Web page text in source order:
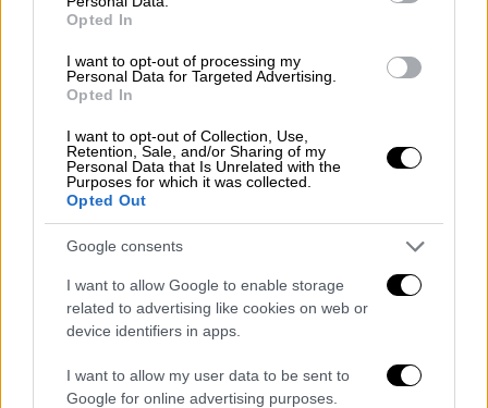
Opted In
I want to opt-out of processing my
Personal Data for Targeted Advertising.
Opted In
I want to opt-out of Collection, Use,
Retention, Sale, and/or Sharing of my
Personal Data that Is Unrelated with the
Purposes for which it was collected.
Opted Out
Google consents
I want to allow Google to enable storage
related to advertising like cookies on web or
device identifiers in apps.
I want to allow my user data to be sent to
Google for online advertising purposes.
Το 2013 ο Γιάννης Λάτσιος αποφασίζει τη
μεταγραφή του Αρναούτογλου στον ΑΝΤ1
και μάλιστα με την εκπομπή «Καρντάσιανς»
στη late night ζώνη του σταθμού, όπου μέχρι
τότε κυρίαρχος ήταν ο Αντώνης Κανάκης με